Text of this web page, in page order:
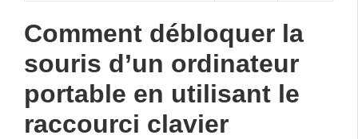
Comment débloquer la
souris d’un ordinateur
portable en utilisant le
raccourci clavier